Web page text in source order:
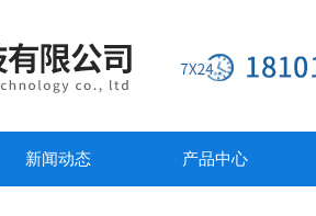
新闻动态 产品中心